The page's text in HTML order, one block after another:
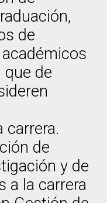
de
de
de
y de
a la carrera